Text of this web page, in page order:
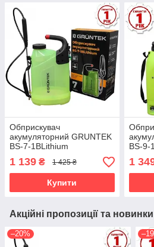
Обприскувач
акумуляторний GRUNTEK
BS-7-1BLithium
1 139 ₴ 1 425 ₴
Купити
BS-9-
1
Акційні пропозиції та новинки
–20%